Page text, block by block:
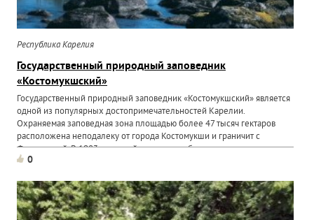
Республика Карелия
Государственный природный заповедник
«Костомукшский»
Государственный природный заповедник «Костомукшский» является
одной из популярных достопримечательностей Карелии.
Охраняемая заповедная зона площадью более 47 тысяч гектаров
расположена неподалеку от города Костомукши и граничит с
Финляндией. В 1983 году этой территории был присвоен...
0